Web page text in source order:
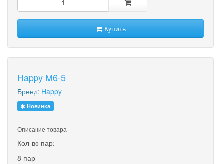
Купить
Happy M6-5
Бренд: Happy
Новинка
Описание товара
Кол-во пар:
8 пар